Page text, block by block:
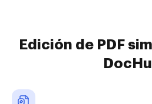
Edición de PDF